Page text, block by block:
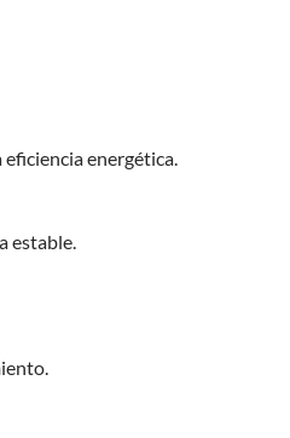
energética.
estable.